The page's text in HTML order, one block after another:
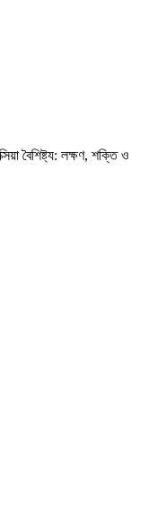
বৈশিষ্ট্য: লক্ষণ, শক্তি ও